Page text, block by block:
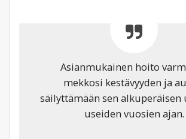
Asianmukainen hoito
mekkosi kestävyyden ja
säilyttämään sen alkuperäisen
useiden vuosien ajan.